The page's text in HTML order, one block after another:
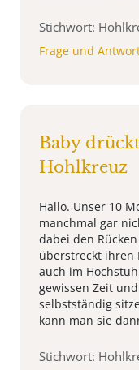
Stichwort:
Frage und
Baby
Hohlkreuz
Hallo. Unser 10
manchmal gar
dabei den
überstreckt ihren
auch im
gewissen Zeit
selbstständig
kann man sie
Stichwort: